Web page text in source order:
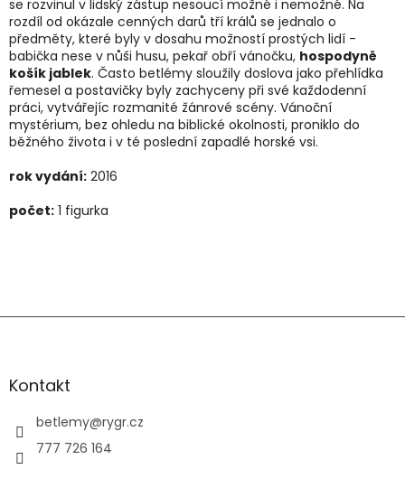
se rozvinul v lidský zástup nesoucí možné i nemožné. Na
rozdíl od okázale cenných darů tří králů se jednalo o
předměty, které byly v dosahu možností prostých lidí -
babička nese v nůši husu, pekař obří vánočku, hospodyně
košík jablek. Často betlémy sloužily doslova jako přehlídka
řemesel a postavičky byly zachyceny při své každodenní
práci, vytvářejíc rozmanité žánrové scény. Vánoční
mystérium, bez ohledu na biblické okolnosti, proniklo do
běžného života i v té poslední zapadlé horské vsi.
rok vydání: 2016
počet: 1 figurka
aKontakt
betlemy@rygr.cz
777 726 164